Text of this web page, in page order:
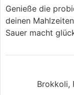
Genieße die
deinen
Sauer macht
Brokkoli,